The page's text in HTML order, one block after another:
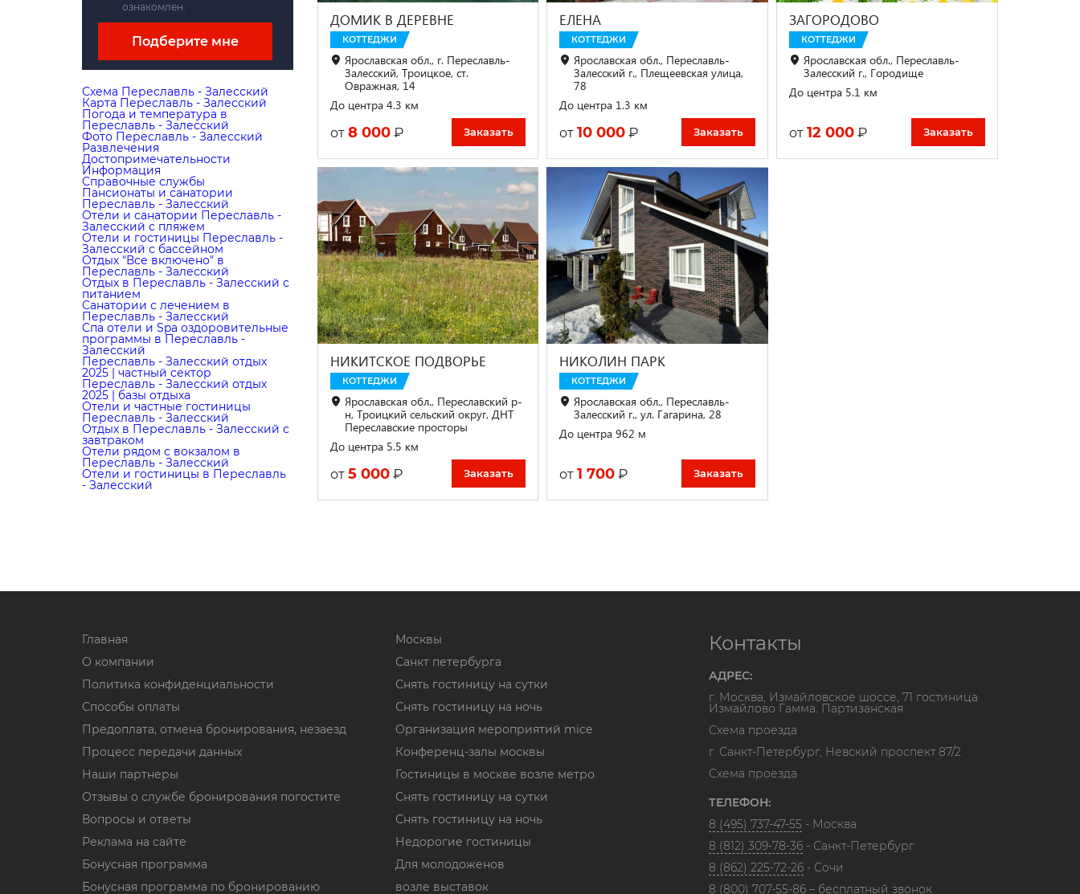
ДОМИК В ДЕРЕВНЕ
КОТТЕДЖИ
Ярославская обл., г. Переславль-
Залесский, Троицкое, ст.
Овражная, 14
До центра 4.3 км
от 8 000 ₽ Заказать
ЕЛЕНА
КОТТЕДЖИ
Ярославская обл., Переславль-
Залесский г., Плещеевская улица,
78
До центра 1.3 км
от10 000 ₽ Заказать
ЗАГОРОДОВО
КОТТЕДЖИ
Ярославская обл., Переславль-
Залесский г., Городище
До центра 5.1 км
от12 000 ₽ Заказать
НИКИТСКОЕ ПОДВОРЬЕ
КОТТЕДЖИ
Ярославская обл., Переславский р-
н, Троицкий сельский округ, ДНТ
Переславские просторы
До центра 5.5 км
от 5 000 ₽ Заказать
НИКОЛИН ПАРК
КОТТЕДЖИ
Ярославская обл., Переславль-
Залесский г., ул. Гагарина, 28
До центра 962 м
от1 700 ₽ Заказать
ознакомлен.
Подберите мне
Схема Переславль - Залесский
Карта Переславль - Залесский
Погода и температура в
Переславль - Залесский
Фото Переславль - Залесский
Развлечения
Достопримечательности
Информация
Справочные службы
Пансионаты и санатории
Переславль - Залесский
Отели и санатории Переславль -
Залесский с пляжем
Отели и гостиницы Переславль -
Залесский с бассейном
Отдых "Все включено" в
Переславль - Залесский
Отдых в Переславль - Залесский с
питанием
Санатории с лечением в
Переславль - Залесский
Cпа отели и Spa оздоровительные
программы в Переславль -
Залесский
Переславль - Залесский отдых
2025 | частный сектор
Переславль - Залесский отдых
2025 | базы отдыха
Отели и частные гостиницы
Переславль - Залесский
Отдых в Переславль - Залесский с
завтраком
Отели рядом с вокзалом в
Переславль - Залесский
Отели и гостиницы в Переславль
- Залесский
Главная
О компании
Политика конфиденциальности
Способы оплаты
Предоплата, отмена бронирования, незаезд
Процесс передачи данных
Наши партнеры
Отзывы о службе бронирования погостите
Вопросы и ответы
Реклама на сайте
Бонусная программа
Бонусная программа по бронированию
Москвы
Санкт петербурга
Снять гостиницу на сутки
Снять гостиницу на ночь
Организация мероприятий mice
Конференц-залы москвы
Гостиницы в москве возле метро
Снять гостиницу на сутки
Снять гостиницу на ночь
Недорогие гостиницы
Для молодоженов
возле выставок
Контакты
АДРЕС:
г. Москва, Измайловское шоссе, 71 гостиница
Измайлово Гамма. Партизанская
Схема проезда
г. Санкт-Петербург, Невский проспект 87/2
Схема проезда
ТЕЛЕФОН:
8 (495) 737-47-55 - Москва
8 (812) 309-78-36 - Санкт-Петербург
8 (862) 225-72-26 - Сочи
8 (800) 707-55-86 – бесплатный звонок